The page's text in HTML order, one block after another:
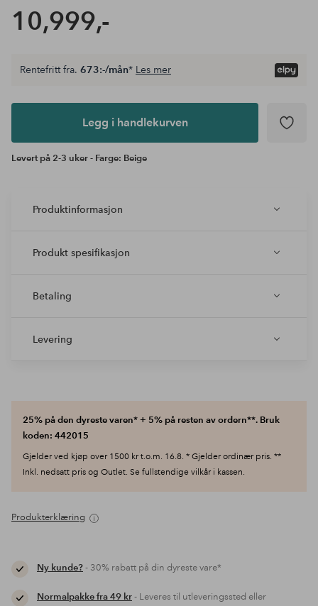
10,999,-
Legg i
Rentefritt fra. 673:-/mån* Les mer
Legg i handlekurven
Levert på 2-3 uker - Farge: Beige
Produktinformasjon
Produkt spesifikasjon
Betaling
Levering
25% på den dyreste varen* + 5% på resten av ordern**. Bruk
koden: 442015
Gjelder ved kjøp over 1500 kr t.o.m. 16.8. * Gjelder ordinær pris. **
Inkl. nedsatt pris og Outlet. Se fullstendige vilkår i kassen.
Produkterklæring
Ny kunde?- 30% rabatt på din dyreste vare*
Normalpakke fra 49 kr- Leveres til utleveringssted eller